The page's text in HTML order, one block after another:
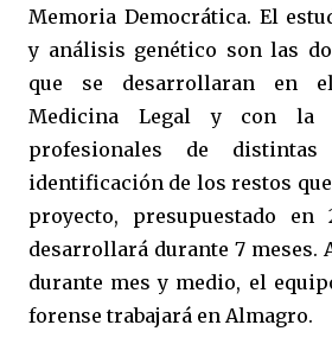
Memoria Democrática. El
y análisis genético son las
que se desarrollaran en
Medicina Legal y con la
profesionales de
identificación de los restos
proyecto, presupuestado en
desarrollará durante 7 meses.
durante mes y medio, el
forense trabajará en Almagro.